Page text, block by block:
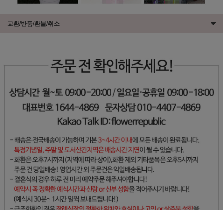
교환/반품/환불/취소